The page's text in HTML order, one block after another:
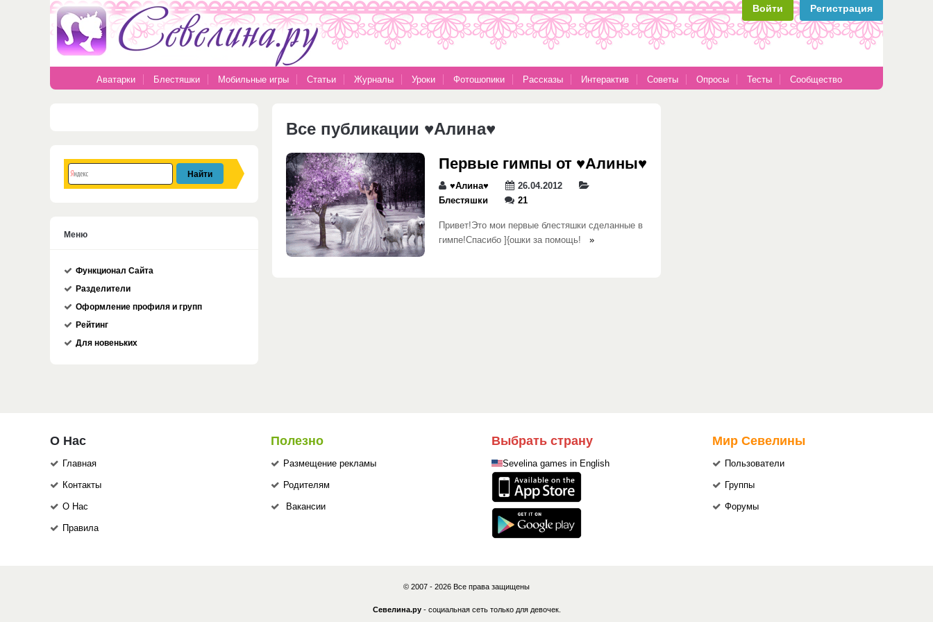
Войти Регистрация
Аватарки Блестяшки Мобильные игры Статьи Журналы Уроки Фотошопики Рассказы Интерактив Советы Опросы Тесты Сообщество
Все публикации ♥Алина♥
Первые гимпы от ♥Алины♥
♥Алина♥
26.04.2012
Блестяшки
21
Привет!Это мои первые блестяшки сделанные в
гимпе!Спасибо ]{ошки за помощь! »
Меню
Функционал Сайта
Разделители
Оформление профиля и групп
Рейтинг
Для новеньких
О Нас
Главная
Контакты
О Нас
Правила
Полезно
Размещение рекламы
Родителям
Вакансии
Выбрать страну
Sevelina games in English
Мир Севелины
Пользователи
Группы
Форумы
© 2007 - 2026 Все права защищены
Севелина.ру- социальная сеть только для девочек.